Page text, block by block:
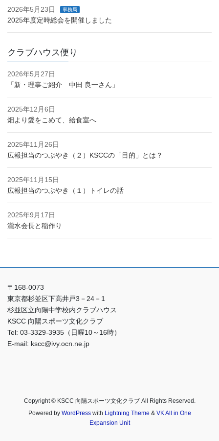
2026年5月23日 事務局
2025年度定時総会を開催しました
クラブハウス便り
2026年5月27日
「新・理事ご紹介 中田 良一さん」
2025年12月6日
畑より愛をこめて、給食室へ
2025年11月26日
広報担当のつぶやき（２）KSCCの「目的」とは？
2025年11月15日
広報担当のつぶやき（１）トイレの話
2025年9月17日
瀧水会長と稲作り
〒168-0073
東京都杉並区下高井戸3－24－1
杉並区立向陽中学校内クラブハウス
KSCC 向陽スポーツ文化クラブ
Tel: 03-3329-3935（日曜10～16時）
E-mail: kscc@ivy.ocn.ne.jp
Copyright © KSCC 向陽スポーツ文化クラブ All Rights Reserved.
Powered by WordPresswith Lightning Theme & VK All in One
Expansion Unit